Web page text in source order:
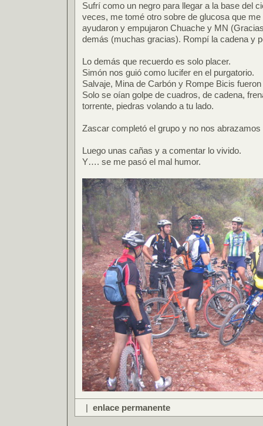
Sufrí como un negro para llegar a la base del
veces, me tomé otro sobre de glucosa que
ayudaron y empujaron Chuache y MN
demás (muchas gracias). Rompí la cadena y
Lo demás que recuerdo es solo placer.
Simón nos guió como lucifer en el purgatorio.
Salvaje, Mina de Carbón y Rompe Bicis
Solo se oían golpe de cuadros, de cadena,
torrente, piedras volando a tu lado.
Zascar completó el grupo y no nos
Luego unas cañas y a comentar lo vivido.
Y…. se me pasó el mal humor.
| enlace permanente